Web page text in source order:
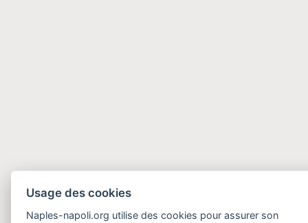
Usage des cookies
Naples-napoli.org utilise des cookies pour assurer son